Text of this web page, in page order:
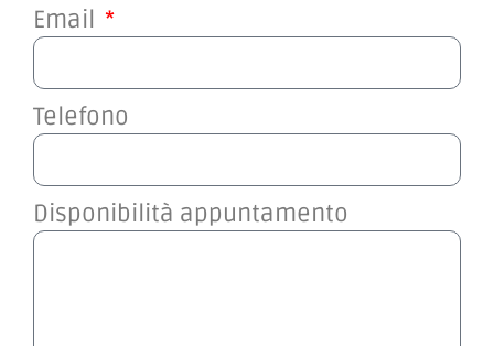
Email
Telefono
Disponibilità appuntamento